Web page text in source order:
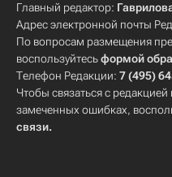
Главный редактор:
Адрес электронной почты
По вопросам размещения
воспользуйтесьформой
Телефон Редакции: 7 (495)
Чтобы связаться с
замеченных ошибках,
связи.